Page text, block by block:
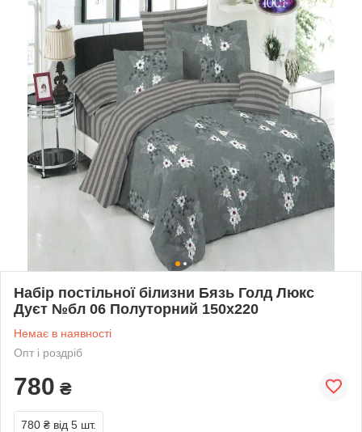
Набір постільної білизни Бязь Голд Люкс
Дуєт №бл 06 Полуторний 150х220
Немає в наявності
Опт і роздріб
780 ₴
780 ₴ від 5 шт.